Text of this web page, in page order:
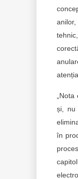
și, nu
în